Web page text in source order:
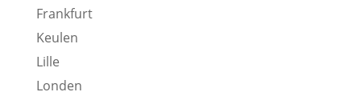
Frankfurt
Keulen
Lille
Londen